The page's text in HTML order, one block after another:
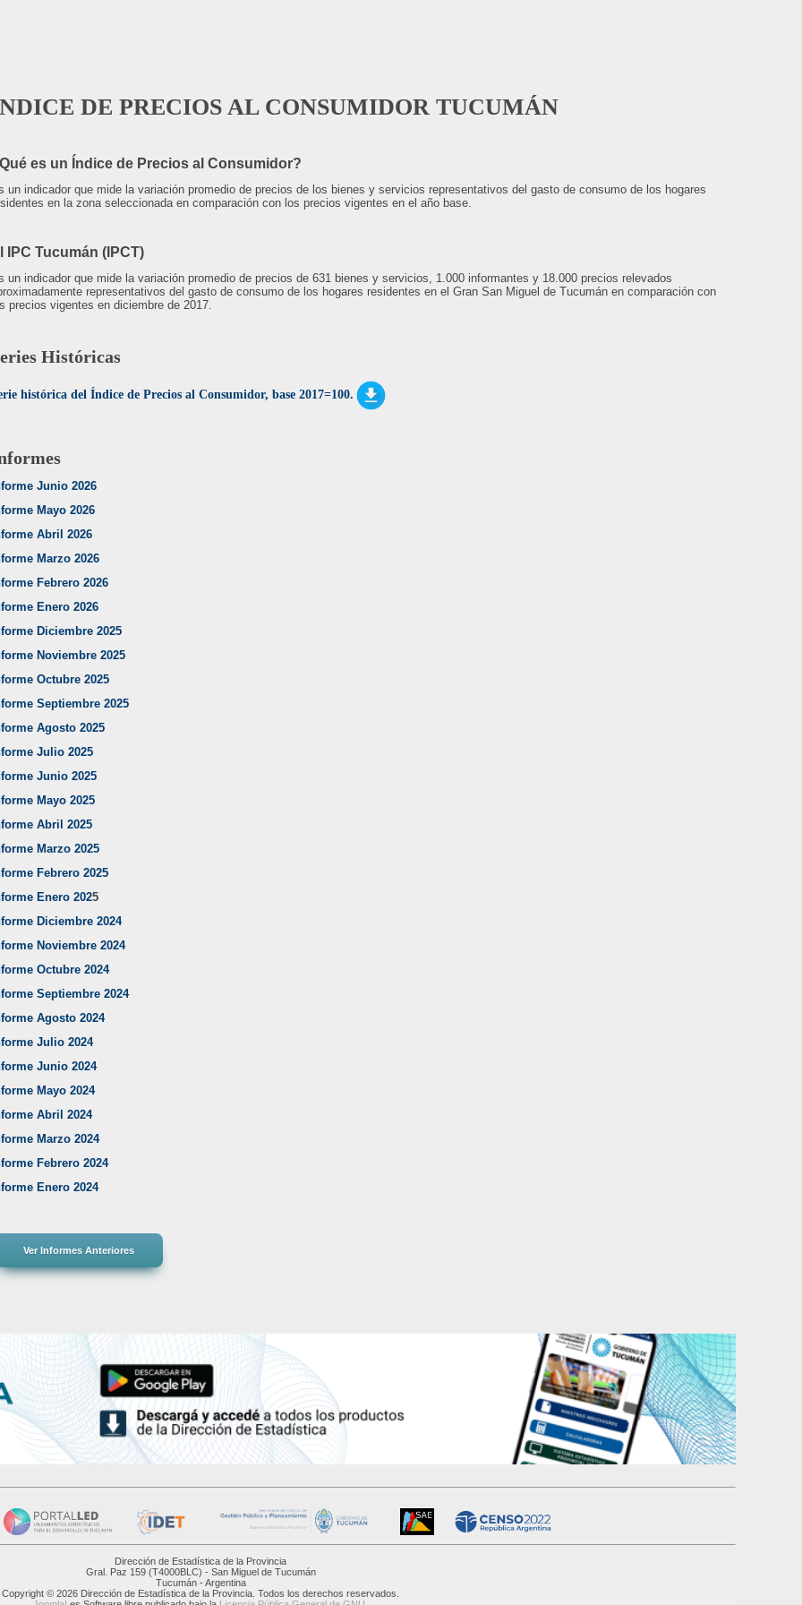
DE PRECIOS AL CONSUMIDOR TUCUMÁN
es un Índice de Precios al Consumidor?
un indicador que mide la variación promedio de precios de los bienes y servicios representativos del gasto de consumo de los hogares
en la zona seleccionada en comparación con los precios vigentes en el año base.
IPC Tucumán (IPCT)
un indicador que mide la variación promedio de precios de 631 bienes y servicios, 1.000 informantes y 18.000 precios relevados
representativos del gasto de consumo de los hogares residentes en el Gran San Miguel de Tucumán en comparación con
precios vigentes en diciembre de 2017.
Históricas
histórica del Índice de Precios al Consumidor, base 2017=100.
Junio 2026
Mayo 2026
Abril 2026
Marzo 2026
Febrero 2026
Enero 2026
Diciembre 2025
Noviembre 2025
Octubre 2025
Septiembre 2025
Agosto 2025
Julio 2025
Junio 2025
Mayo 2025
Abril 2025
Marzo 2025
Febrero 2025
Enero 2025
Diciembre 2024
Noviembre 2024
Octubre 2024
Septiembre 2024
Agosto 2024
Julio 2024
Junio 2024
Mayo 2024
Abril 2024
Marzo 2024
Febrero 2024
Enero 2024
Dirección de Estadística de la Provincia
Gral. Paz 159 (T4000BLC) - San Miguel de Tucumán
Tucumán - Argentina
Copyright © 2026 Dirección de Estadística de la Provincia. Todos los derechos reservados.